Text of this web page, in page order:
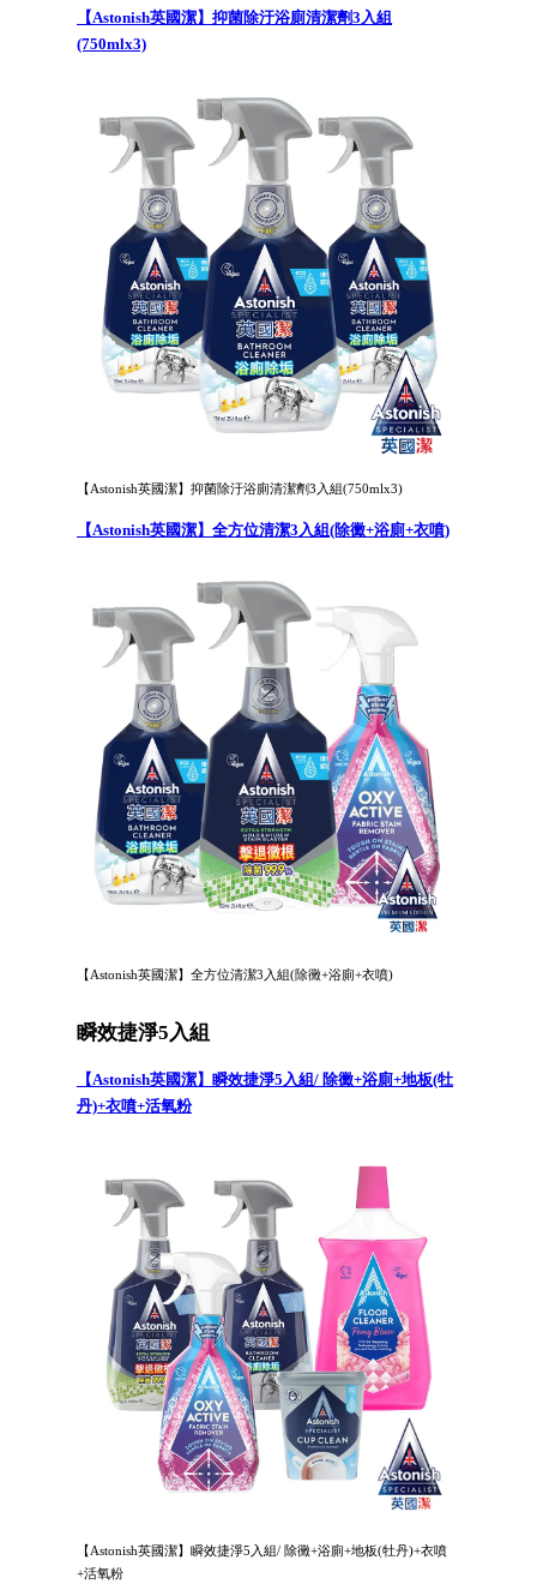
【Astonish英國潔】抑菌除汙浴廁清潔劑3入組
(750mlx3)
【Astonish英國潔】抑菌除汙浴廁清潔劑3入組(750mlx3)
【Astonish英國潔】全方位清潔3入組(除黴+浴廁+衣噴)
【Astonish英國潔】全方位清潔3入組(除黴+浴廁+衣噴)
瞬效捷淨5入組
【Astonish英國潔】瞬效捷淨5入組/ 除黴+浴廁+地板(牡
丹)+衣噴+活氧粉
【Astonish英國潔】瞬效捷淨5入組/ 除黴+浴廁+地板(牡丹)+衣噴
+活氧粉